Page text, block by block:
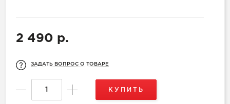
2 490 р.
ЗАДАТЬ ВОПРОС О ТОВАРЕ
КУПИТЬ